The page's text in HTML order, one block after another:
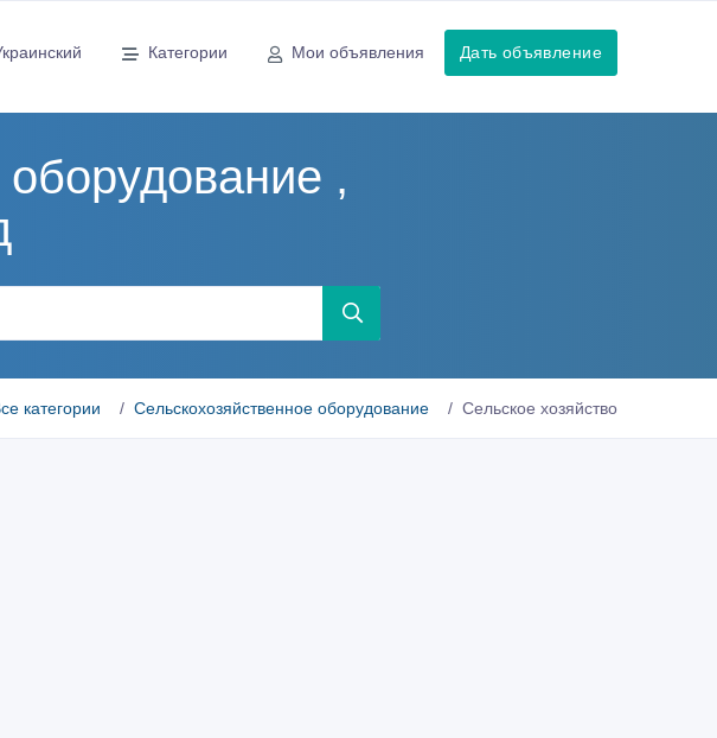
Категории Мои объявления Дать объявление
,
категории Сельскохозяйственное оборудование Сельское хозяйство